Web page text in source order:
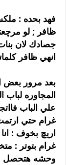
فهد بحده :
ظافر ; لو
جصادك لان
انهي ظافر
بعد مرور بعض
المجاوره
علي الباب
غرام حتي
اريچ بخوف :
غرام بتوتر :
وحشه هتحصل